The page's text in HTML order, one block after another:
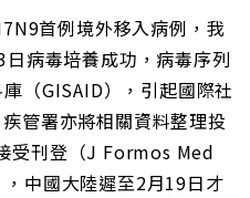
首例境外移入病例，我
病毒培養成功，病毒序列
（GISAID），引起國際社
管署亦將相關資料整理投
受刊登（J Formos Med
中國大陸遲至2月19日才